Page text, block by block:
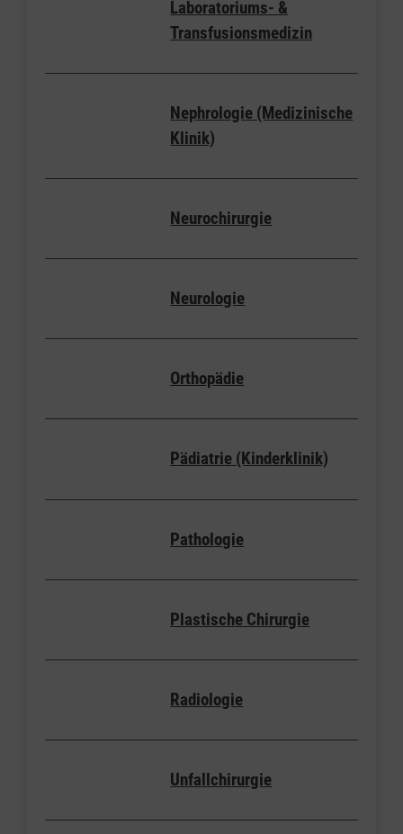
Laboratoriums- &
Transfusionsmedizin
Nephrologie (Medizinische
Klinik)
Neurochirurgie
Neurologie
Orthopädie
Pädiatrie (Kinderklinik)
Pathologie
Plastische Chirurgie
Radiologie
Unfallchirurgie